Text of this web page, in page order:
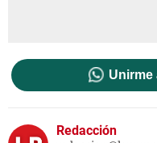
Unirme
Redacción